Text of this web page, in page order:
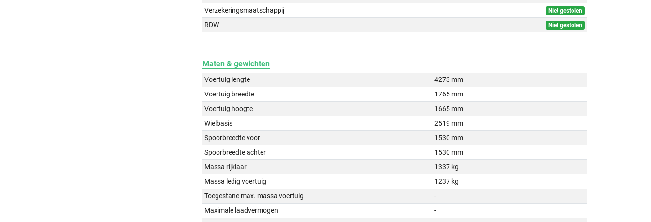
Verzekeringsmaatschappij Niet gestolen
RDW Niet gestolen
Maten & gewichten
Voertuig lengte
4273 mm
Voertuig breedte
1765 mm
Voertuig hoogte
1665 mm
Wielbasis
2519 mm
Spoorbreedte voor
1530 mm
Spoorbreedte achter
1530 mm
Massa rijklaar
1337 kg
Massa ledig voertuig
1237 kg
Toegestane max. massa voertuig
-
Maximale laadvermogen
-